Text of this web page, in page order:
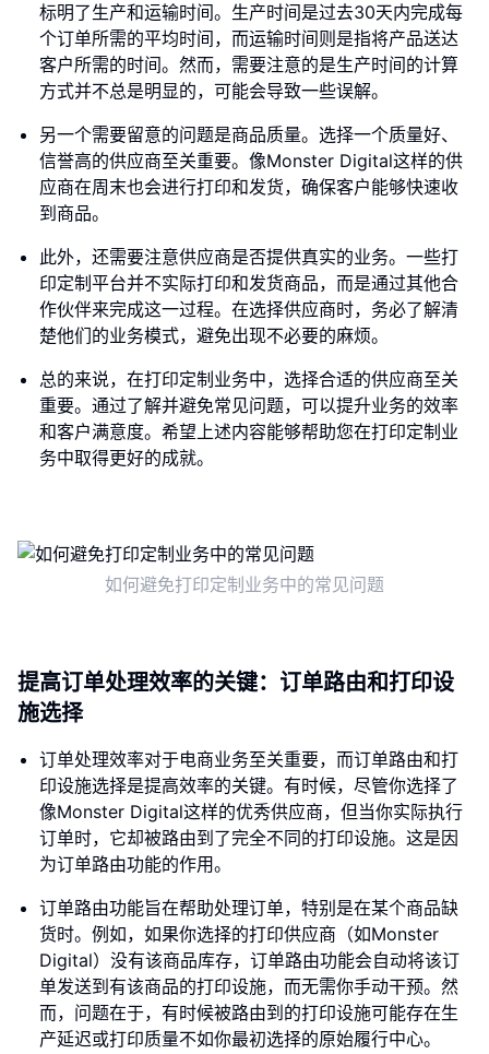
标明了生产和运输时间。生产时间是过去30天内完成每
个订单所需的平均时间，而运输时间则是指将产品送达
客户所需的时间。然而，需要注意的是生产时间的计算
方式并不总是明显的，可能会导致一些误解。
另一个需要留意的问题是商品质量。选择一个质量好、
信誉高的供应商至关重要。像Monster Digital这样的供
应商在周末也会进行打印和发货，确保客户能够快速收
到商品。
此外，还需要注意供应商是否提供真实的业务。一些打
印定制平台并不实际打印和发货商品，而是通过其他合
作伙伴来完成这一过程。在选择供应商时，务必了解清
楚他们的业务模式，避免出现不必要的麻烦。
总的来说，在打印定制业务中，选择合适的供应商至关
重要。通过了解并避免常见问题，可以提升业务的效率
和客户满意度。希望上述内容能够帮助您在打印定制业
务中取得更好的成就。
如何避免打印定制业务中的常见问题
提高订单处理效率的关键：订单路由和打印设
施选择
订单处理效率对于电商业务至关重要，而订单路由和打
印设施选择是提高效率的关键。有时候，尽管你选择了
像Monster Digital这样的优秀供应商，但当你实际执行
订单时，它却被路由到了完全不同的打印设施。这是因
为订单路由功能的作用。
订单路由功能旨在帮助处理订单，特别是在某个商品缺
货时。例如，如果你选择的打印供应商（如Monster
Digital）没有该商品库存，订单路由功能会自动将该订
单发送到有该商品的打印设施，而无需你手动干预。然
而，问题在于，有时候被路由到的打印设施可能存在生
产延迟或打印质量不如你最初选择的原始履行中心。